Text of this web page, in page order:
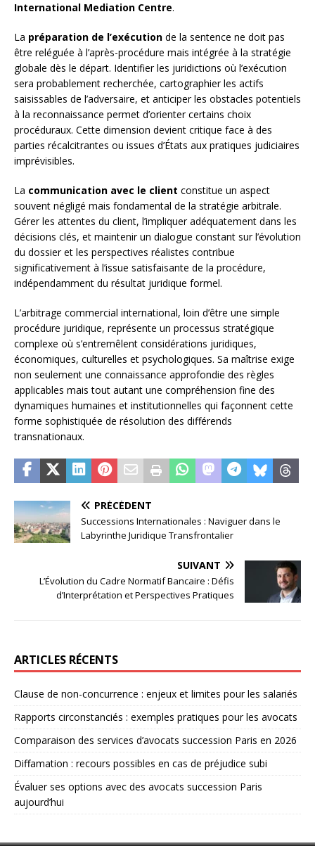
International Mediation Centre.
La préparation de l’exécution de la sentence ne doit pas
être reléguée à l’après-procédure mais intégrée à la stratégie
globale dès le départ. Identifier les juridictions où l’exécution
sera probablement recherchée, cartographier les actifs
saisissables de l’adversaire, et anticiper les obstacles potentiels
à la reconnaissance permet d’orienter certains choix
procéduraux. Cette dimension devient critique face à des
parties récalcitrantes ou issues d’États aux pratiques judiciaires
imprévisibles.
La communication avec le client constitue un aspect
souvent négligé mais fondamental de la stratégie arbitrale.
Gérer les attentes du client, l’impliquer adéquatement dans les
décisions clés, et maintenir un dialogue constant sur l’évolution
du dossier et les perspectives réalistes contribue
significativement à l’issue satisfaisante de la procédure,
indépendamment du résultat juridique formel.
L’arbitrage commercial international, loin d’être une simple
procédure juridique, représente un processus stratégique
complexe où s’entremêlent considérations juridiques,
économiques, culturelles et psychologiques. Sa maîtrise exige
non seulement une connaissance approfondie des règles
applicables mais tout autant une compréhension fine des
dynamiques humaines et institutionnelles qui façonnent cette
forme sophistiquée de résolution des différends
transnationaux.
PRÉCÉDENT
Successions Internationales : Naviguer dans le
Labyrinthe Juridique Transfrontalier
SUIVANT
L’Évolution du Cadre Normatif Bancaire : Défis
d’Interprétation et Perspectives Pratiques
ARTICLES RÉCENTS
Clause de non-concurrence : enjeux et limites pour les salariés
Rapports circonstanciés : exemples pratiques pour les avocats
Comparaison des services d’avocats succession Paris en 2026
Diffamation : recours possibles en cas de préjudice subi
Évaluer ses options avec des avocats succession Paris
aujourd’hui